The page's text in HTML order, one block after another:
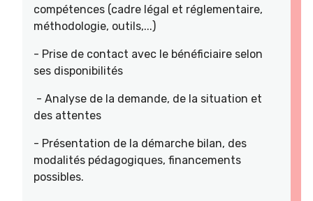
compétences (cadre légal et réglementaire,
méthodologie, outils,...)
- Prise de contact avec le bénéficiaire selon
ses disponibilités
- Analyse de la demande, de la situation et
des attentes
- Présentation de la démarche bilan, des
modalités pédagogiques, financements
possibles.